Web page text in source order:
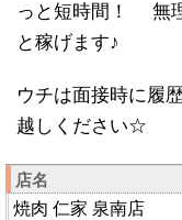
っと短時間！ 無
と稼げます♪
ウチは面接時に履
越しください☆
店名
焼肉 仁家 泉南店